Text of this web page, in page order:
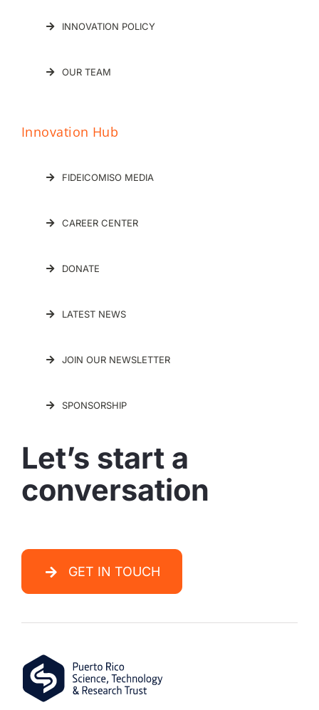
INNOVATION POLICY
OUR TEAM
Innovation Hub
FIDEICOMISO MEDIA
CAREER CENTER
DONATE
LATEST NEWS
JOIN OUR NEWSLETTER
SPONSORSHIP
Let’s start a
conversation
GET IN TOUCH